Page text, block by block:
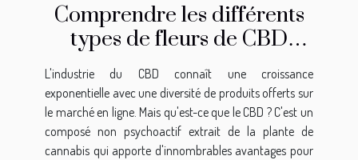
Comprendre les différents
types de fleurs de CBD
disponibles en ligne
L'industrie du CBD connaît une croissance
exponentielle avec une diversité de produits offerts sur
le marché en ligne. Mais qu'est-ce que le CBD ? C'est un
composé non psychoactif extrait de la plante de
cannabis qui apporte d'innombrables avantages pour